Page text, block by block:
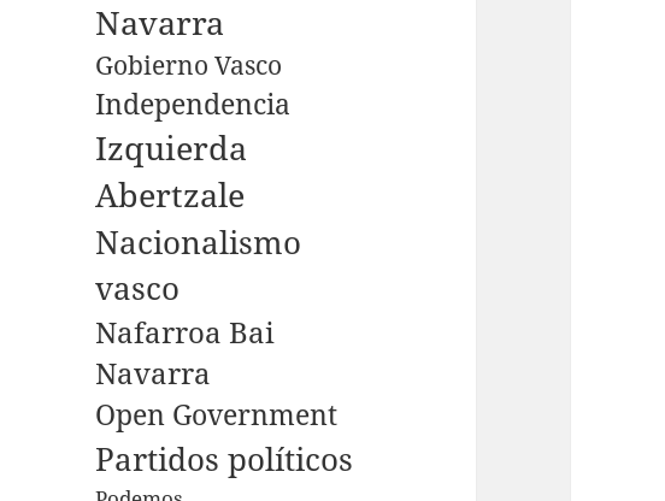
Navarra
Gobierno Vasco
Independencia
Izquierda
Abertzale
Nacionalismo
vasco
Nafarroa Bai
Navarra
Open Government
Partidos políticos